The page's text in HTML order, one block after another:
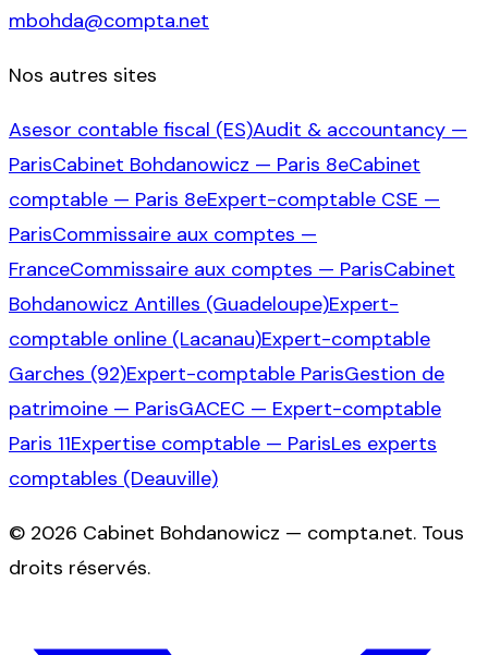
mbohda@compta.net
Nos autres sites
Asesor contable fiscal (ES)Audit & accountancy —
ParisCabinet Bohdanowicz — Paris 8eCabinet
comptable — Paris 8eExpert-comptable CSE —
ParisCommissaire aux comptes —
FranceCommissaire aux comptes — ParisCabinet
Bohdanowicz Antilles (Guadeloupe)Expert-
comptable online (Lacanau)Expert-comptable
Garches (92)Expert-comptable ParisGestion de
patrimoine — ParisGACEC — Expert-comptable
Paris 11Expertise comptable — ParisLes experts
comptables (Deauville)
© 2026 Cabinet Bohdanowicz — compta.net. Tous
droits réservés.